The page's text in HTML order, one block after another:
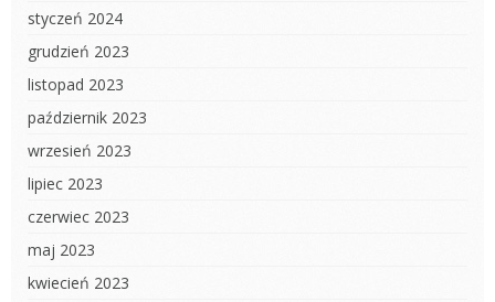
styczeń 2024
grudzień 2023
listopad 2023
październik 2023
wrzesień 2023
lipiec 2023
czerwiec 2023
maj 2023
kwiecień 2023